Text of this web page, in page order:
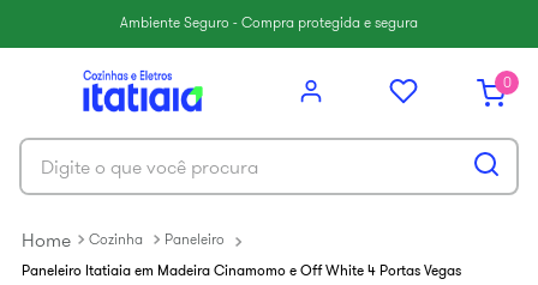
Ambiente Seguro - Compra protegida e segura
0
Digite o que você procura
Cozinha
Paneleiro
Paneleiro Itatiaia em Madeira Cinamomo e Off White 4 Portas Vegas
paneleiro
renova
9º
armário cozinha
aço